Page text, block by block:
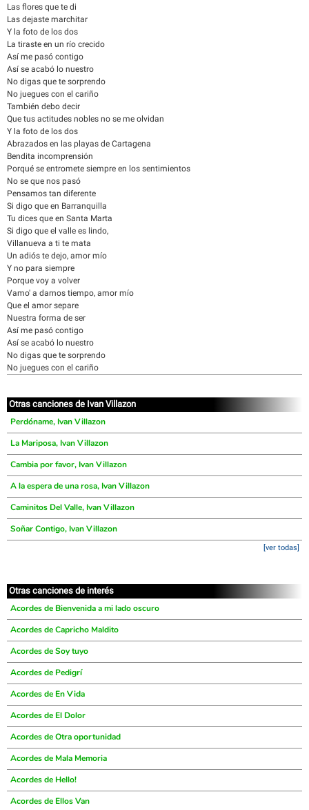
Las flores que te di
Las dejaste marchitar
Y la foto de los dos
La tiraste en un río crecido
Así me pasó contigo
Así se acabó lo nuestro
No digas que te sorprendo
No juegues con el cariño
También debo decir
Que tus actitudes nobles no se me olvidan
Y la foto de los dos
Abrazados en las playas de Cartagena
Bendita incomprensión
Porqué se entromete siempre en los sentimientos
No se que nos pasó
Pensamos tan diferente
Si digo que en Barranquilla
Tu dices que en Santa Marta
Si digo que el valle es lindo,
Villanueva a ti te mata
Un adiós te dejo, amor mío
Y no para siempre
Porque voy a volver
Vamo' a darnos tiempo, amor mío
Que el amor separe
Nuestra forma de ser
Así me pasó contigo
Así se acabó lo nuestro
No digas que te sorprendo
No juegues con el cariño
Otras canciones de Ivan Villazon
Perdóname, Ivan Villazon
La Mariposa, Ivan Villazon
Cambia por favor, Ivan Villazon
A la espera de una rosa, Ivan Villazon
Caminitos Del Valle, Ivan Villazon
Soñar Contigo, Ivan Villazon
[ver todas]
Otras canciones de interés
Acordes de Bienvenida a mi lado oscuro
Acordes de Capricho Maldito
Acordes de Soy tuyo
Acordes de Pedigrí
Acordes de En Vida
Acordes de El Dolor
Acordes de Otra oportunidad
Acordes de Mala Memoria
Acordes de Hello!
Acordes de Ellos Van